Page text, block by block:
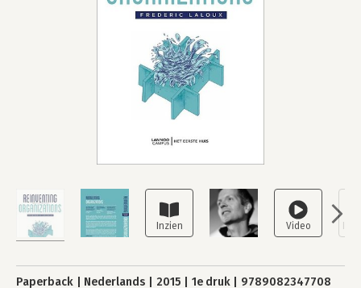
Paperback Nederlands 2015 1e druk 9789082347708